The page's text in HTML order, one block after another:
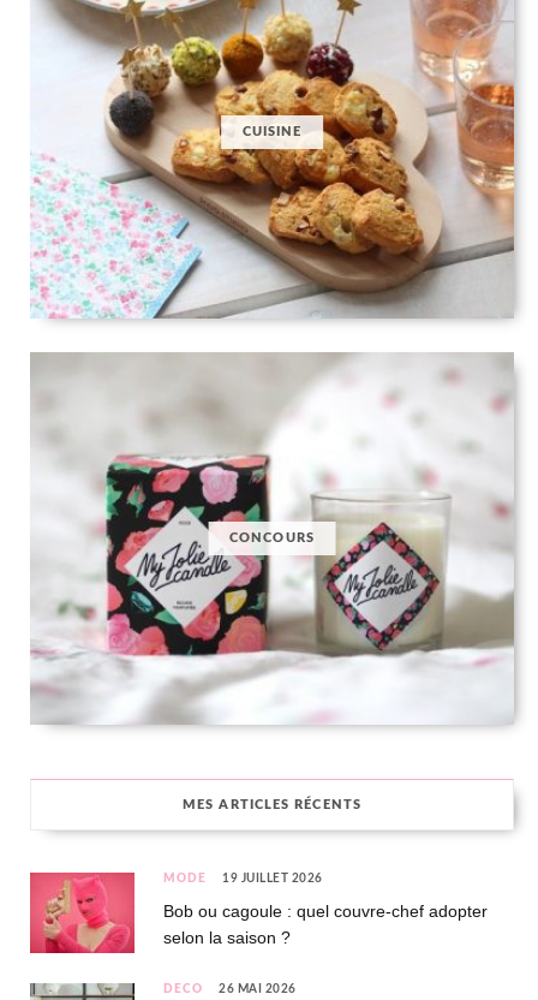
CUISINE
CONCOURS
MES ARTICLES RÉCENTS
MODE 19 JUILLET 2026
Bob ou cagoule : quel couvre-chef adopter
selon la saison ?
DÉCO 26 MAI 2026